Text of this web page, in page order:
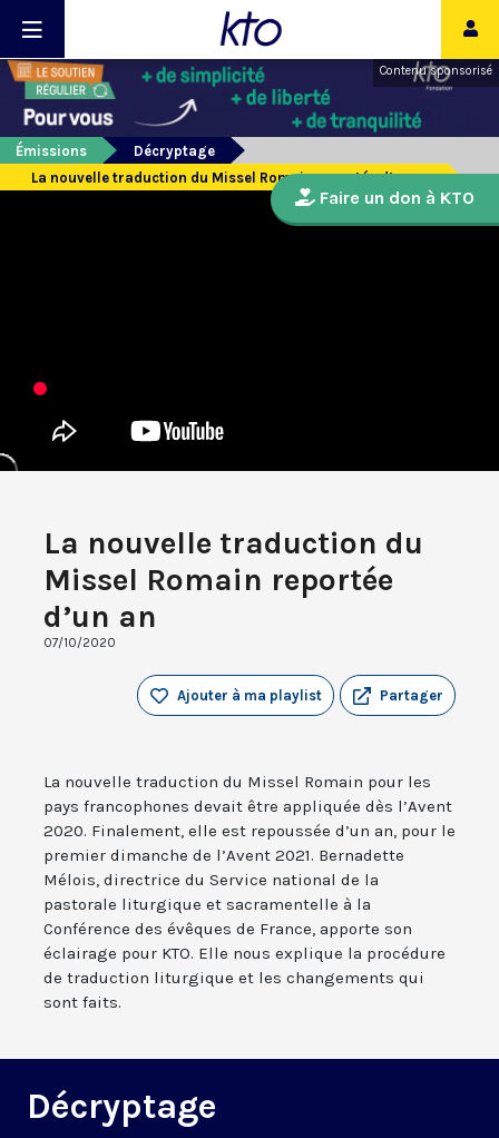
Contenu sponsorisé
Émissions
Décryptage
La nouvelle traduction du Missel Romain reportée d’un an
La nouvelle traduction du
Missel Romain reportée
d’un an
07/10/2020
Partager
Ajouter à ma playlist
La nouvelle traduction du Missel Romain pour les
pays francophones devait être appliquée dès l’Avent
2020. Finalement, elle est repoussée d’un an, pour le
premier dimanche de l’Avent 2021. Bernadette
Mélois, directrice du Service national de la
pastorale liturgique et sacramentelle à la
Conférence des évêques de France, apporte son
éclairage pour KTO. Elle nous explique la procédure
de traduction liturgique et les changements qui
sont faits.
Décryptage
Faire un don à KTO